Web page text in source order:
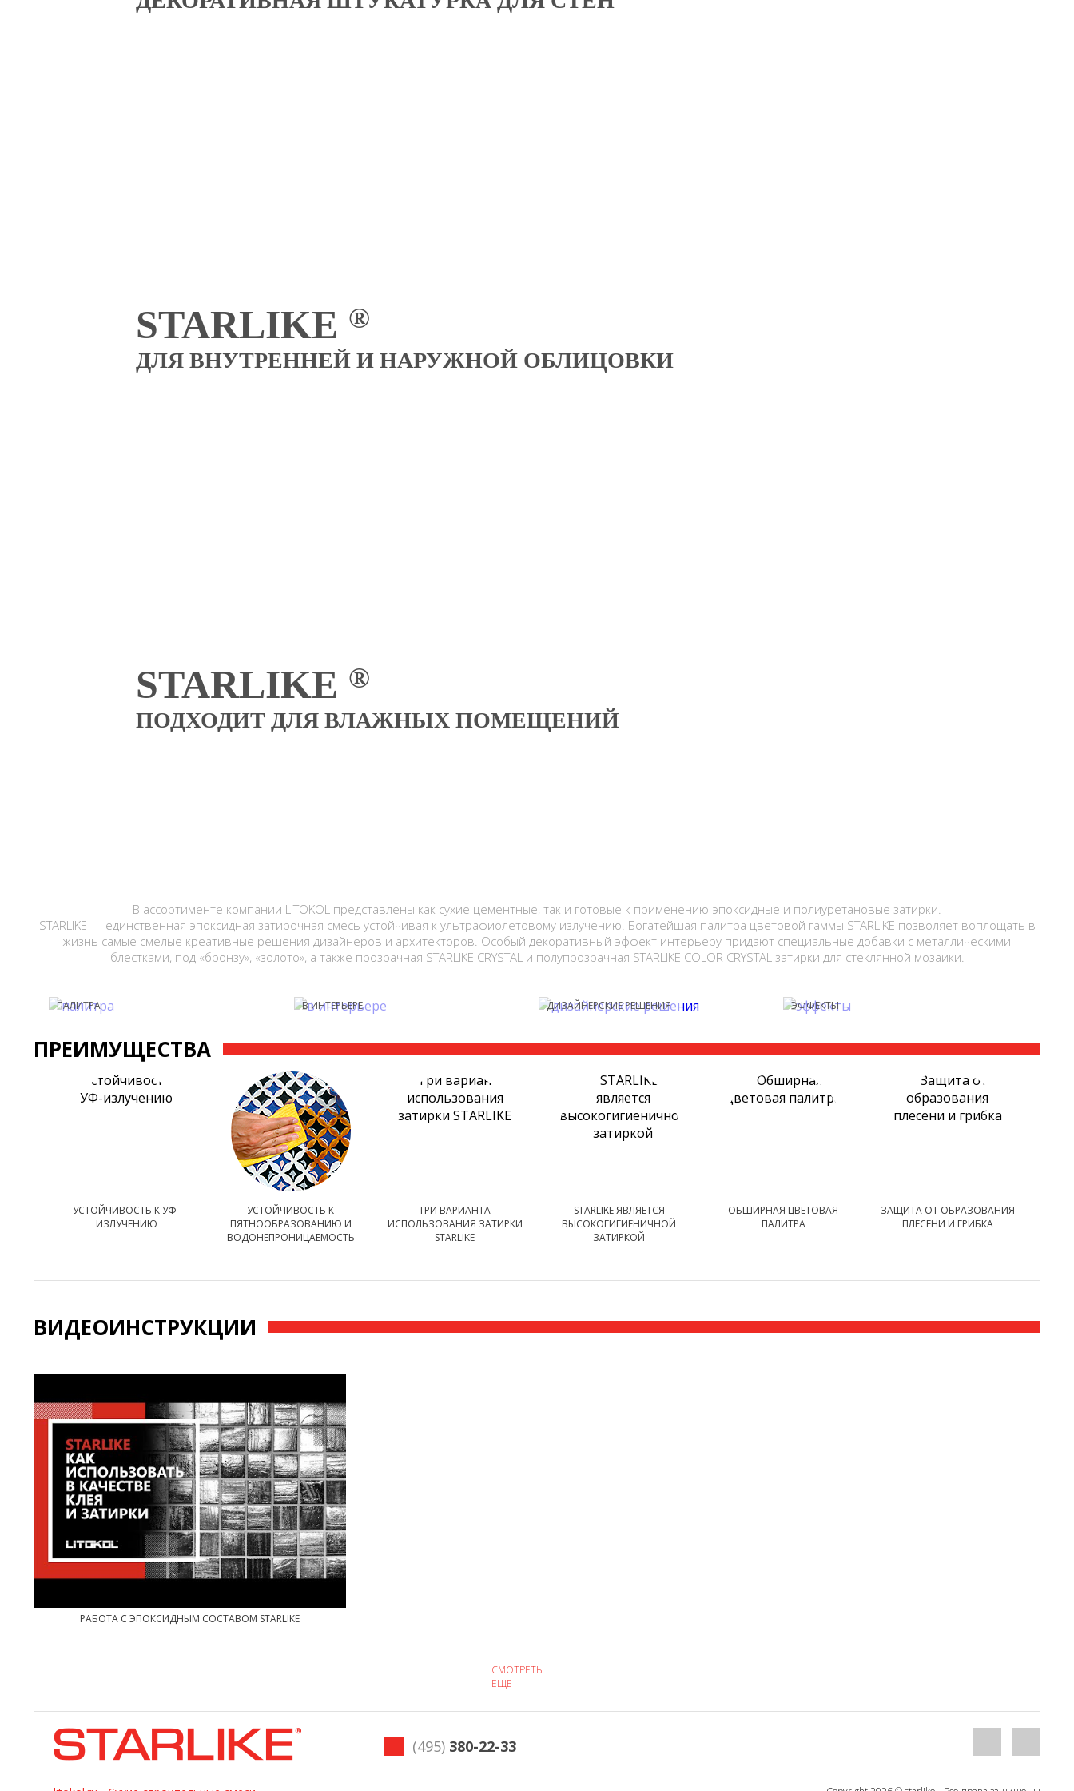
STARLIKE ®
ДЛЯ ВНУТРЕННЕЙ И НАРУЖНОЙ ОБЛИЦОВКИ
STARLIKE ®
ПОДХОДИТ ДЛЯ ВЛАЖНЫХ ПОМЕЩЕНИЙ
В ассортименте компании LITOKOL представлены как сухие цементные, так и готовые к применению эпоксидные и полиуретановые затирки.
STARLIKE — единственная эпоксидная затирочная смесь устойчивая к ультрафиолетовому излуче­нию. Богатейшая палитра цветовой гаммы STARLIKE позволяет воплощать в
жизнь самые смелые креативные решения дизайнеров и архитекторов. Особый декоративный эффект интерьеру придают специальные добавки с металлическими
блестками, под «бронзу», «золото», а также прозрачная STARLIKE CRYSTAL и полупрозрачная STARLIKE COLOR CRYSTAL затирки для стеклянной мозаики.
ПАЛИТРА В ИНТЕРЬЕРЕ ДИЗАЙНЕРСКИЕ РЕШЕНИЯ ЭФФЕКТЫ
ПРЕИМУЩЕСТВА
УСТОЙЧИВОСТЬ К УФ-
ИЗЛУЧЕНИЮ
УСТОЙЧИВОСТЬ К
ПЯТНООБРАЗОВАНИЮ И
ВОДОНЕПРОНИЦАЕМОСТЬ
ТРИ ВАРИАНТА
ИСПОЛЬЗОВАНИЯ ЗАТИРКИ
STARLIKE
STARLIKE ЯВЛЯЕТСЯ
ВЫСОКОГИГИЕНИЧНОЙ
ЗАТИРКОЙ
ОБШИРНАЯ ЦВЕТОВАЯ
ПАЛИТРА
ЗАЩИТА ОТ ОБРАЗОВАНИЯ
ПЛЕСЕНИ И ГРИБКА
ВИДЕОИНСТРУКЦИИ
РАБОТА С ЭПОКСИДНЫМ СОСТАВОМ STARLIKE
СМОТРЕТЬ
ЕЩЕ
(495) 380-22-33